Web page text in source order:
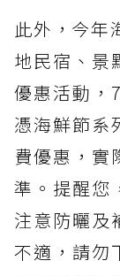
此外，今年
地民宿、景
優惠活動，
憑海鮮節系
費優惠，實
準。提醒您
注意防曬及
不適，請勿